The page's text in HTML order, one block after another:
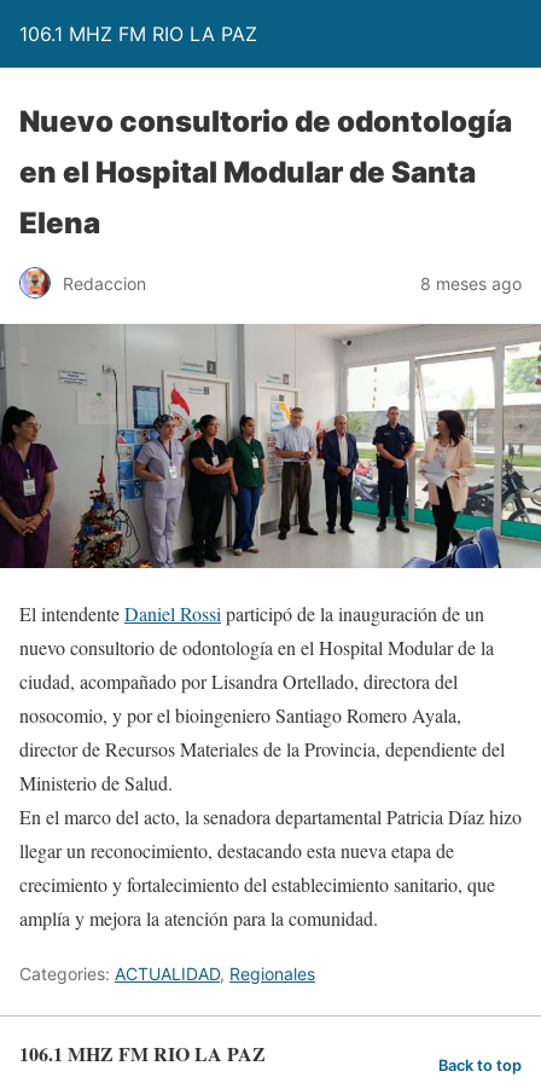
106.1 MHZ FM RIO LA PAZ
Nuevo consultorio de odontología
en el Hospital Modular de Santa
Elena
Redaccion 8 meses ago
El intendenteDaniel Rossi participó de la inauguración de un
nuevo consultorio de odontología en el Hospital Modular de la
ciudad, acompañado por Lisandra Ortellado, directora del
nosocomio, y por el bioingeniero Santiago Romero Ayala,
director de Recursos Materiales de la Provincia, dependiente del
Ministerio de Salud.
En el marco del acto, la senadora departamental Patricia Díaz hizo
llegar un reconocimiento, destacando esta nueva etapa de
crecimiento y fortalecimiento del establecimiento sanitario, que
amplía y mejora la atención para la comunidad.
Categories: ACTUALIDAD, Regionales
106.1 MHZ FM RIO LA PAZ Back to top